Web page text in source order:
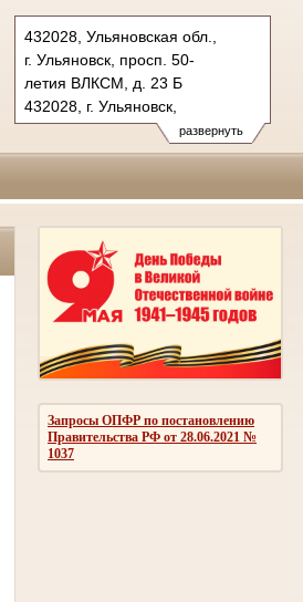
развернуть
432028, Ульяновская обл.,
г. Ульяновск, просп. 50-
летия ВЛКСМ, д. 23 Б
432028, г. Ульяновск,
проезд Полбина, д. 18
Тел.: (8422) 45-28-76 (прием.),
zasvijajskiy.uln@sudrf.ru
Запросы ОПФР по постановлению
Правительства РФ от 28.06.2021 №
1037